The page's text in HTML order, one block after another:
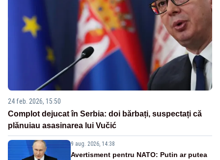
24 feb. 2026, 15:50
Complot dejucat în Serbia: doi bărbați, suspectați că
plănuiau asasinarea lui Vučić
9 aug. 2026, 14:38
Avertisment pentru NATO: Putin ar putea